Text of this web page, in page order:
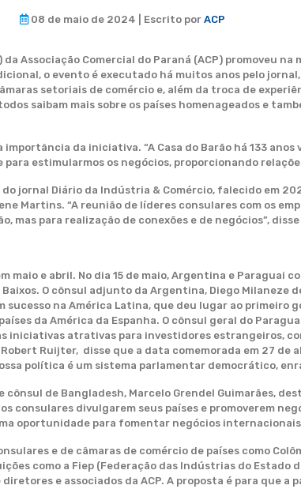
08 de maio de 2024 | Escrito por ACP
Associação Comercial do Paraná (ACP) promoveu
o evento é executado há muitos anos pelo
setoriais de comércio e, além da troca de
saibam mais sobre os países homenageados e
da iniciativa. “A Casa do Barão há 133
estimularmos os negócios, proporcionando
jornal Diário da Indústria & Comércio, falecido em
Martins. “A reunião de líderes consulares com os
mas para realização de conexões e de negócios”,
maio e abril. No dia 15 de maio, Argentina e Paraguai
O cônsul adjunto da Argentina, Diego Milaneze
na América Latina, que deu lugar ao primeiro
da América da Espanha. O cônsul geral do
iniciativas atrativas para investidores estrangeiros,
Ruijter, disse que a data comemorada em 27 de
política é um sistema parlamentar democrático,
de Bangladesh, Marcelo Grendel Guimarães,
consulares divulgarem seus países e promoverem
oportunidade para fomentar negócios internacionais
e de câmaras de comércio de países como
como a Fiep (Federação das Indústrias do Estado
e associados da ACP. A proposta é para que a